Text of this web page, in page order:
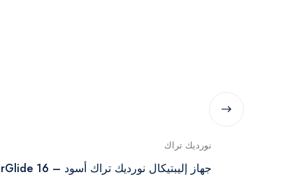
نورديك تراك
جهاز إليبتيكال نورديك تراك أسود – AirGlide 16